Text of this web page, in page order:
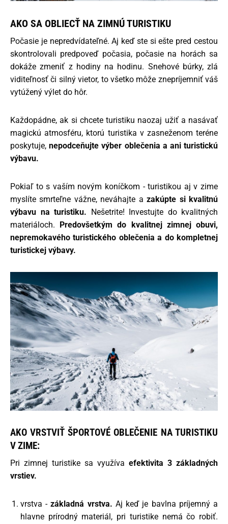
AKO SA OBLIECŤ NA ZIMNÚ TURISTIKU
Počasie je nepredvídateľné. Aj keď ste si ešte pred cestou
skontrolovali predpoveď počasia, počasie na horách sa
dokáže zmeniť z hodiny na hodinu. Snehové búrky, zlá
viditeľnosť či silný vietor, to všetko môže znepríjemniť váš
vytúžený výlet do hôr.
Každopádne, ak si chcete turistiku naozaj užiť a nasávať
magickú atmosféru, ktorú turistika v zasneženom teréne
poskytuje, nepodceňujte výber oblečenia a ani turistickú
výbavu.
Pokiaľ to s vaším novým koníčkom - turistikou aj v zime
myslíte smrteľne vážne, neváhajte a zakúpte si kvalitnú
výbavu na turistiku. Nešetrite! Investujte do kvalitných
materiáloch. Predovšetkým do kvalitnej zimnej obuvi,
nepremokavého turistického oblečenia a do kompletnej
turistickej výbavy.
AKO VRSTVIŤ ŠPORTOVÉ OBLEČENIE NA TURISTIKU
V ZIME:
Pri zimnej turistike sa využíva efektivita 3 základných
vrstiev.
vrstva -základná vrstva. Aj keď je bavlna príjemný a
hlavne prírodný materiál, pri turistike nemá čo robiť.